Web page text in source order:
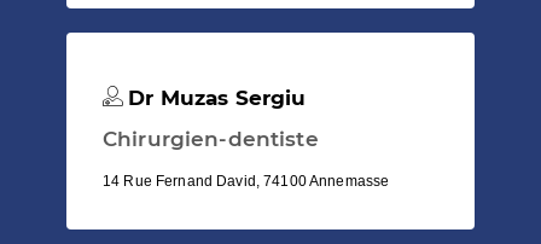
Dr Muzas Sergiu
Chirurgien-dentiste
14 Rue Fernand David, 74100 Annemasse